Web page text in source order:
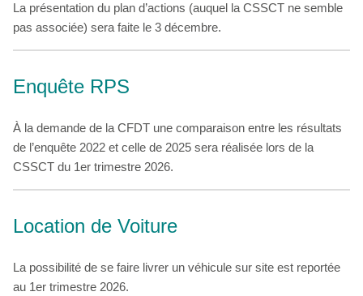
La présentation du plan d’actions (auquel la CSSCT ne semble
pas associée) sera faite le 3 décembre.
Enquête RPS
À la demande de la CFDT une comparaison entre les résultats
de l’enquête 2022 et celle de 2025 sera réalisée lors de la
CSSCT du 1er trimestre 2026.
Location de Voiture
La possibilité de se faire livrer un véhicule sur site est reportée
au 1er trimestre 2026.